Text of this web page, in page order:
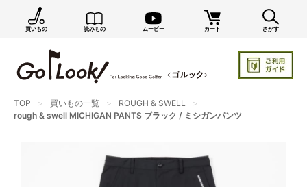
買いもの 読みもの ムービー カート さがす
TOP 買いもの一覧
ROUGH & SWELL
rough & swell MICHIGAN PANTS ブラック / ミシガンパンツ
×
GO/LOOK! からのお知らせ（受信設定）
新商品情報や編集部のオススメ、オトクな情報・買い
まだご登録でない方はぜひ！
カートに残っている商品のお知らせ（買い忘れ通知）